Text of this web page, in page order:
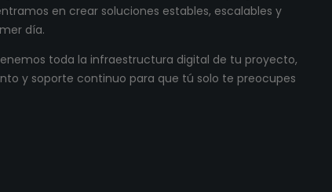
en crear soluciones estables, escalables y
día.
toda la infraestructura digital de tu proyecto,
y soporte continuo para que tú solo te preocupes